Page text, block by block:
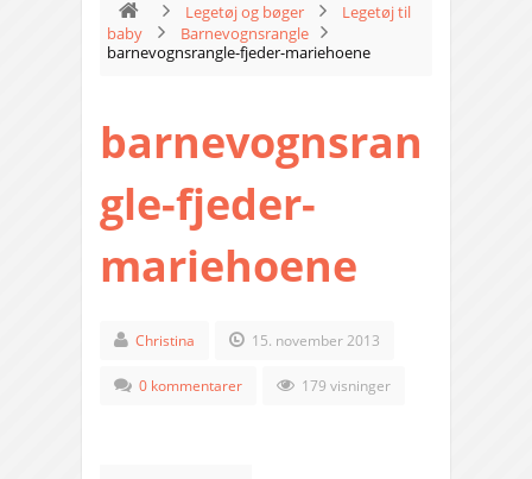
Legetøj og bøger
Legetøj til
baby
Barnevognsrangle
barnevognsrangle-fjeder-mariehoene
barnevognsran
gle-fjeder-
mariehoene
Christina 15. november 2013
0 kommentarer 179 visninger